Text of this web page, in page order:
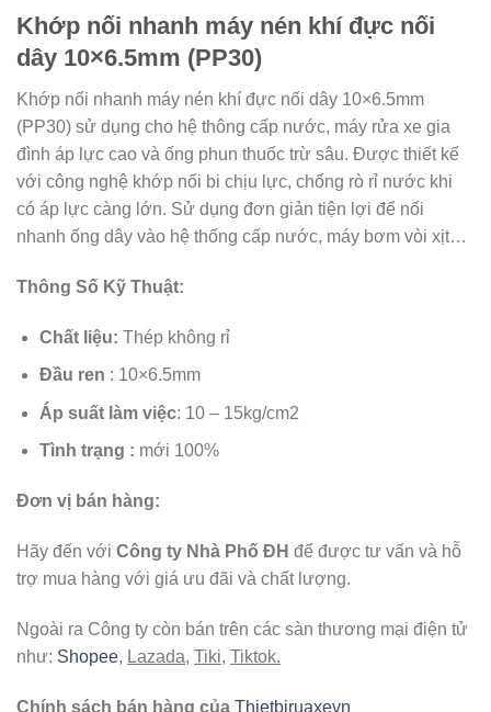
Khớp nối nhanh máy nén khí đực nối
dây 10×6.5mm (PP30)
Khớp nối nhanh máy nén khí đực nối dây 10×6.5mm
(PP30) sử dụng cho hệ thông cấp nước, máy rửa xe gia
đình áp lực cao và ống phun thuốc trừ sâu. Được thiết kế
với công nghệ khớp nối bi chịu lực, chống rò rỉ nước khi
có áp lực càng lớn. Sử dụng đơn giản tiện lợi để nối
nhanh ống dây vào hệ thống cấp nước, máy bơm vòi xịt…
Thông Số Kỹ Thuật:
Chất liệu: Thép không rỉ
Đầu ren : 10×6.5mm
Áp suất làm việc: 10 – 15kg/cm2
Tình trạng : mới 100%
Đơn vị bán hàng:
Hãy đến với Công ty Nhà Phố ĐH để được tư vấn và hỗ
trợ mua hàng với giá ưu đãi và chất lượng.
Ngoài ra Công ty còn bán trên các sàn thương mại điện tử
như: Shopee, Lazada, Tiki, Tiktok.
Chính sách bán hàng của Thietbiruaxevn